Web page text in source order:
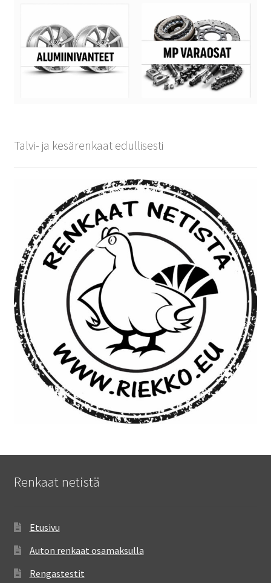
Talvi- ja kesärenkaat edullisesti
Renkaat netistä
Etusivu
Auton renkaat osamaksulla
Rengastestit